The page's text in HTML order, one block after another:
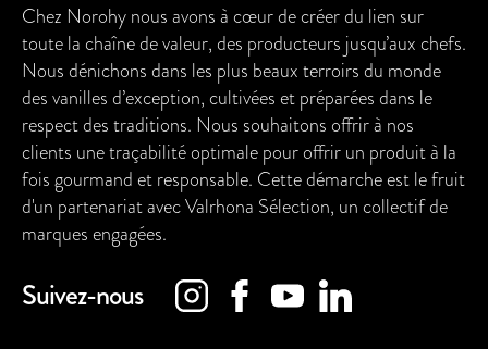
Chez Norohy nous avons à cœur de créer du lien sur
toute la chaîne de valeur, des producteurs jusqu’aux chefs.
Nous dénichons dans les plus beaux terroirs du monde
des vanilles d’exception, cultivées et préparées dans le
respect des traditions. Nous souhaitons offrir à nos
clients une traçabilité optimale pour offrir un produit à la
fois gourmand et responsable. Cette démarche est le fruit
d'un partenariat avec Valrhona Sélection, un collectif de
marques engagées.
Suivez-nous